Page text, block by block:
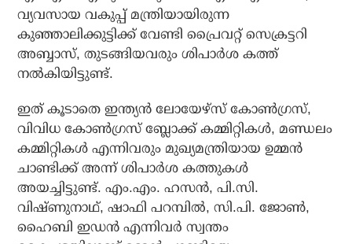
വ്യവസായ വകുപ്പ് മന്ത്രിയായിരുന്ന
കുഞ്ഞാലിക്കുട്ടിക്ക് വേണ്ടി പ്രൈവറ്റ് സെക്രട്ടറി
അബ്ബാസ്, തുടങ്ങിയവരും ശിപാര്‍ശ കത്ത്
നല്‍കിയിട്ടുണ്ട്.
ഇത് കൂടാതെ ഇന്ത്യന്‍ ലോയേഴ്സ് കോണ്‍ഗ്രസ്,
വിവിധ കോണ്‍ഗ്രസ് ബ്ലോക്ക് കമ്മിറ്റികള്‍, മണ്ഡലം
കമ്മിറ്റികള്‍ എന്നിവരും മുഖ്യമന്ത്രിയായ ഉമ്മന്‍
ചാണ്ടിക്ക് അന്ന് ശിപാര്‍ശ കത്തുകള്‍
അയച്ചിട്ടുണ്ട്. എം.എം. ഹസന്‍, പി.സി.
വിഷ്ണുനാഥ്, ഷാഫി പറമ്പില്‍, സി.പി. ജോണ്‍,
ഹൈബി ഇഡന്‍ എന്നിവര്‍ സ്വന്തം